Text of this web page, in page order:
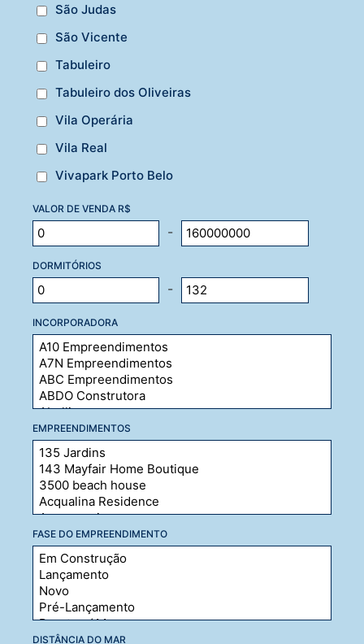
São Judas
São Vicente
Tabuleiro
Tabuleiro dos Oliveiras
Vila Operária
Vila Real
Vivapark Porto Belo
VALOR DE VENDA R$
-
DORMITÓRIOS
-
INCORPORADORA
EMPREENDIMENTOS
FASE DO EMPREENDIMENTO
DISTÂNCIA DO MAR